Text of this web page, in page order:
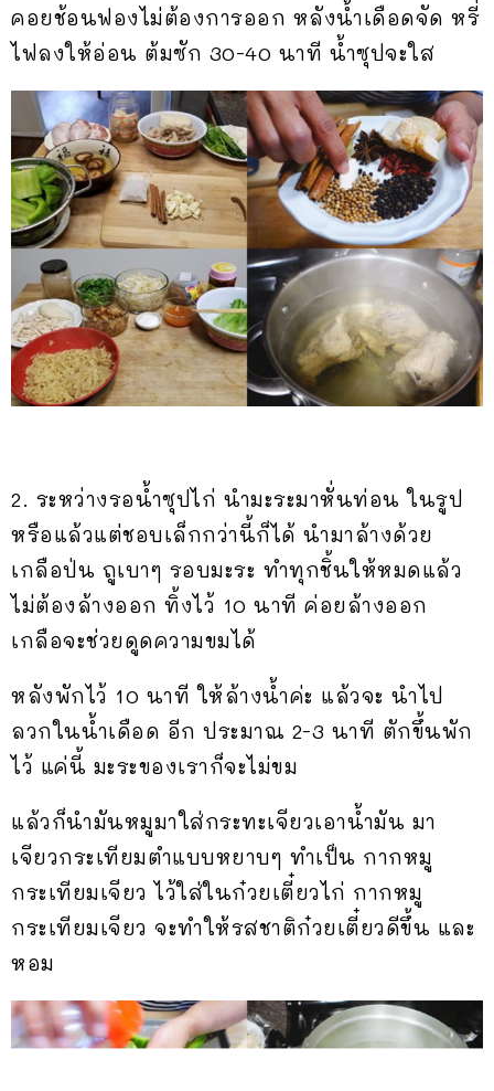
คอยช้อนฟองไม่ต้องการออก หลังน้ำเดือดจัด หรี่
ไฟลงให้อ่อน ต้มซัก 30-40 นาที น้ำซุปจะใส
2. ระหว่างรอน้ำซุปไก่ นำมะระมาหั่นท่อน ในรูป
หรือแล้วแต่ชอบเล็กกว่านี้ก็ได้ นำมาล้างด้วย
เกลือป่น ถูเบาๆ รอบมะระ ทำทุกชิ้นให้หมดแล้ว
ไม่ต้องล้างออก ทิ้งไว้ 10 นาที ค่อยล้างออก
เกลือจะช่วยดูดความขมได้
หลังพักไว้ 10 นาที ให้ล้างน้ำค่ะ แล้วจะ นำไป
ลวกในน้ำเดือด อีก ประมาณ 2-3 นาที ตักขึ้นพัก
ไว้ แค่นี้ มะระของเราก็จะไม่ขม
แล้วก็นำมันหมูมาใส่กระทะเจียวเอาน้ำมัน มา
เจียวกระเทียมตำแบบหยาบๆ ทำเป็น กากหมู
กระเทียมเจียว ไว้ใส่ในก๋วยเตี๋ยวไก่ กากหมู
กระเทียมเจียว จะทำให้รสชาติก๋วยเตี๋ยวดีขึ้น และ
หอม